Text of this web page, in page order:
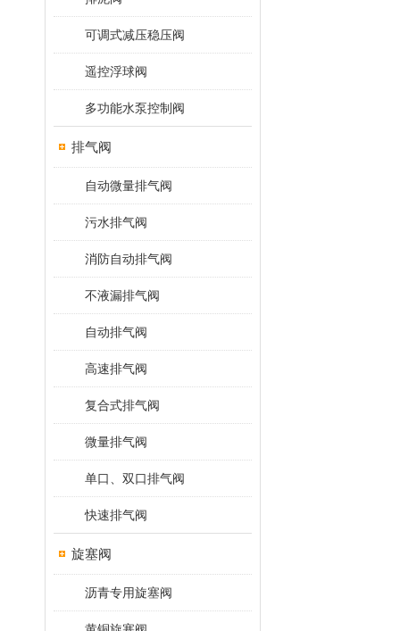
可调式减压稳压阀
遥控浮球阀
多功能水泵控制阀
排气阀
自动微量排气阀
污水排气阀
消防自动排气阀
不液漏排气阀
自动排气阀
高速排气阀
复合式排气阀
微量排气阀
单口、双口排气阀
快速排气阀
旋塞阀
沥青专用旋塞阀